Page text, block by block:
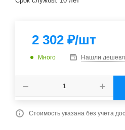
2 302 ₽/шт
Много Нашли
Стоимость указана без учета